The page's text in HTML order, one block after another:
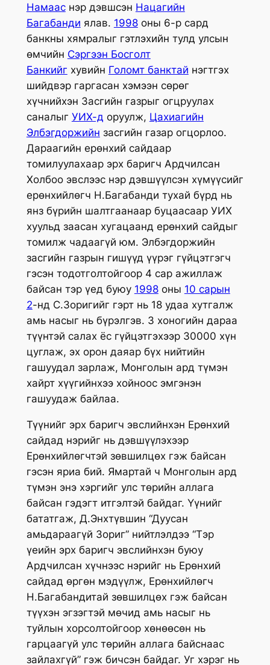
Намааснэр дэвшсэн Нацагийн
Багабанди ялав. 1998оны 6-р сард
банкны хямралыг гэтлэхийн тулд улсын
өмчийн Сэргээн Босголт
Банкийг хувийн Голомт банктай нэгтгэх
шийдвэр гаргасан хэмээн сөрөг
хүчнийхэн Засгийн газрыг огцруулах
саналыг УИХ-д оруулж, Цахиагийн
Элбэгдоржийн засгийн газар огцорлоо.
Дараагийн ерөнхий сайдаар
томилуулахаар эрх баригч Ардчилсан
Холбоо эвслээс нэр дэвшүүлсэн хүмүүсийг
ерөнхийлөгч Н.Багабанди тухай бүрд нь
янз бүрийн шалтгаанаар буцаасаар УИХ
хуульд заасан хугацаанд ерөнхий сайдыг
томилж чадаагүй юм. Элбэгдоржийн
засгийн газрын гишүүд үүрэг гүйцэтгэгч
гэсэн тодотголтойгоор 4 сар ажиллаж
байсан тэр үед буюу 1998оны 10 сарын
2-нд С.Зоригийг гэрт нь 18 удаа хутгалж
амь насыг нь бүрэлгэв. 3 хоногийн дараа
түүнтэй салах ёс гүйцэтгэхээр 30000 хүн
цуглаж, эх орон даяар бүх нийтийн
гашуудал зарлаж, Монголын ард түмэн
хайрт хүүгийнхээ хойноос эмгэнэн
гашуудаж байлаа.
Түүнийг эрх баригч эвслийнхэн Ерөнхий
сайдад нэрийг нь дэвшүүлэхээр
Ерөнхийлөгчтэй зөвшилцөх гэж байсан
гэсэн яриа бий. Ямартай ч Монголын ард
түмэн энэ хэргийг улс төрийн аллага
байсан гэдэгт итгэлтэй байдаг. Үүнийг
бататгаж, Д.Энхтүвшин “Дуусан
амьдараагүй Зориг” нийтлэлдээ “Тэр
үеийн эрх баригч эвслийнхэн буюу
Ардчилсан хүчнээс нэрийг нь Ерөнхий
сайдад өргөн мэдүүлж, Ерөнхийлөгч
Н.Багабандитай зөвшилцөх гэж байсан
түүхэн эгзэгтэй мөчид амь насыг нь
туйлын хорсолтойгоор хөнөөсөн нь
гарцаагүй улс төрийн аллага байснаас
зайлахгүй” гэж бичсэн байдаг. Уг хэрэг нь